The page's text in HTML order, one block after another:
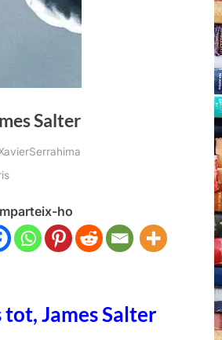
Salter
a
és
tot,
James
ho
tot, James Salter